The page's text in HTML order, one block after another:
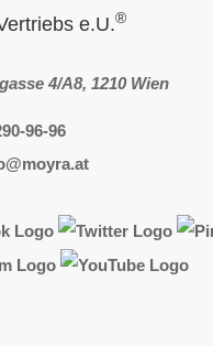
e.U.®
4/A8, 1210 Wien
96-96